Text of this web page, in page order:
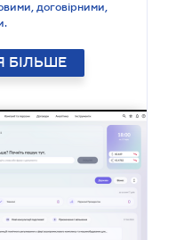
договірними,
БІЛЬШЕ